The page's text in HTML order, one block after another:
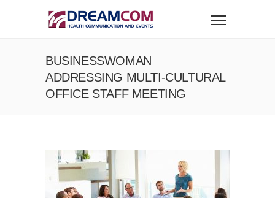
BUSINESSWOMAN
ADDRESSING MULTI-CULTURAL
OFFICE STAFF MEETING